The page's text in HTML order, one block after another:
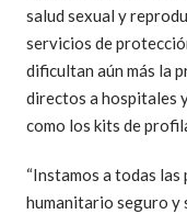
salud sexual y
servicios de
dificultan aún más la
directos a hospitales
como los kits de
“Instamos a todas
humanitario seguro y